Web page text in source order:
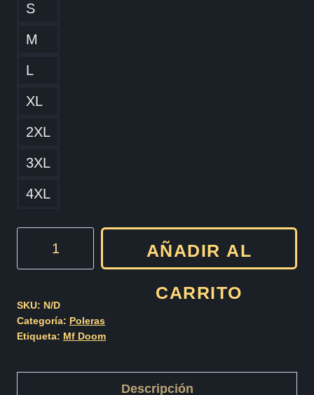
S
M
L
XL
2XL
3XL
4XL
cantidad
AÑADIR AL
CARRITO
SKU: N/D
Categoría: Poleras
Etiqueta: Mf Doom
Descripción